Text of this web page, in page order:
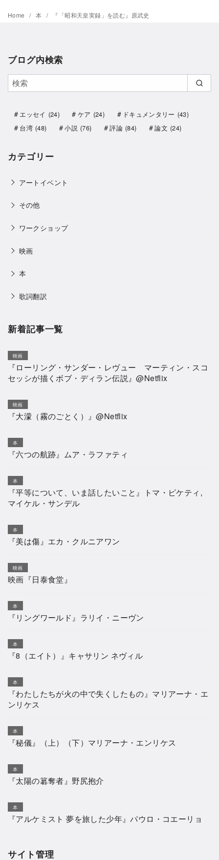
Home 本 『「昭和天皇実録」を読む』原武史
ブログ内検索
エッセイ (24) ケア (24) ドキュメンタリー (43)
台湾 (48) 小説 (76) 評論 (84) 論文 (24)
カテゴリー
アートイベント
その他
ワークショップ
映画
本
歌詞翻訳
新着記事一覧
映画
『ローリング・サンダー・レヴュー マーティン・スコ
セッシが描くボブ・ディラン伝説』@Netflix
映画
『大濛（霧のごとく）』@Netflix
本
『六つの航跡』ムア・ラファティ
本
『平等について、いま話したいこと』トマ・ピケティ,
マイケル・サンデル
本
『美は傷』エカ・クルニアワン
映画
映画『日泰食堂』
本
『リングワールド』ラリイ・ニーヴン
本
『8（エイト）』キャサリン ネヴィル
本
『わたしたちが火の中で失くしたもの』マリアーナ・エ
ンリケス
本
『秘儀』（上）（下）マリアーナ・エンリケス
本
『太陽の簒奪者』野尻抱介
本
『アルケミスト 夢を旅した少年』パウロ・コエーリョ
サイト管理